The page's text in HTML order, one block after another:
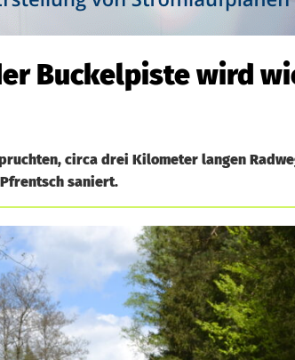
Buckelpiste wird
circa drei Kilometer langen
saniert.